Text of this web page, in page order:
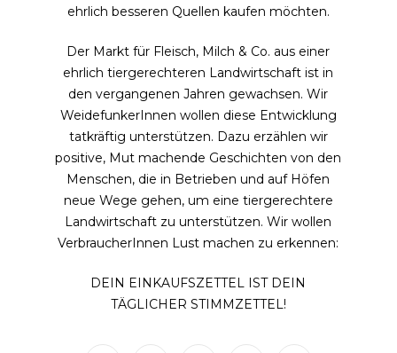
ehrlich besseren Quellen kaufen möchten.
Der Markt für Fleisch, Milch & Co. aus einer
ehrlich tiergerechteren Landwirtschaft ist in
den vergangenen Jahren gewachsen. Wir
WeidefunkerInnen wollen diese Entwicklung
tatkräftig unterstützen. Dazu erzählen wir
positive, Mut machende Geschichten von den
Menschen, die in Betrieben und auf Höfen
neue Wege gehen, um eine tiergerechtere
Landwirtschaft zu unterstützen. Wir wollen
VerbraucherInnen Lust machen zu erkennen:
DEIN EINKAUFSZETTEL IST DEIN
TÄGLICHER STIMMZETTEL!